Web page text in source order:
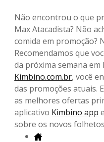
Não encontrou o que
Max Atacadista? Não
comida em promoção?
Recomendamos que
da próxima semana em
Kimbino.com.br, você
das promoções atuais.
as melhores ofertas
aplicativo Kimbino app
sobre os novos